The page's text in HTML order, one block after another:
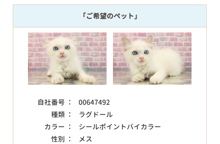
「ご希望のペット」
自社番号 ：
00647492
種類 ：
ラグドール
カラー ：
シールポイントバイカラー
性別 ：
メス